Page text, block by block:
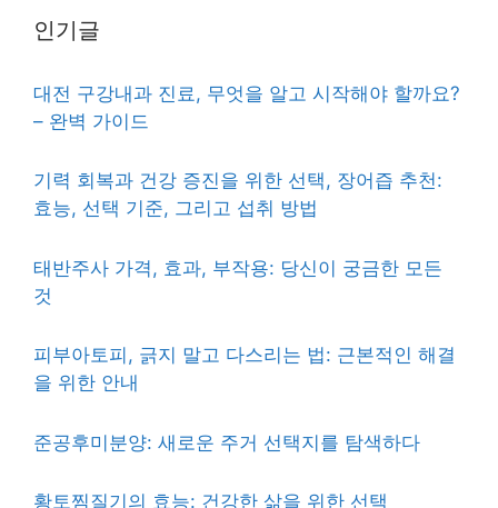
인기글
대전 구강내과 진료, 무엇을 알고 시작해야 할까요?
– 완벽 가이드
기력 회복과 건강 증진을 위한 선택, 장어즙 추천:
효능, 선택 기준, 그리고 섭취 방법
태반주사 가격, 효과, 부작용: 당신이 궁금한 모든
것
피부아토피, 긁지 말고 다스리는 법: 근본적인 해결
을 위한 안내
준공후미분양: 새로운 주거 선택지를 탐색하다
황토찜질기의 효능: 건강한 삶을 위한 선택